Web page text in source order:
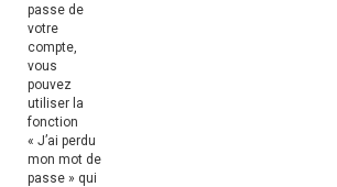
passe de
votre
compte,
vous
pouvez
utiliser la
fonction
« J’ai perdu
mon mot de
passe » qui